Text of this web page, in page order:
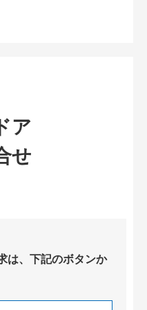
ア
せ
は、下記のボタンか